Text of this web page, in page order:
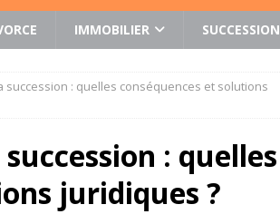
IMMOBILIER SUCCESSION
succession : quelles conséquences et solutions
: quelles
juridiques ?